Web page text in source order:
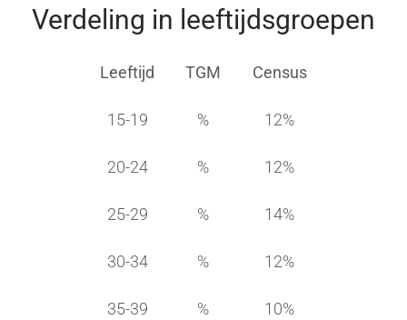
Verdeling in leeftijdsgroepen
Leeftijd TGM Census
15-19 % 12%
20-24 % 12%
25-29 % 14%
30-34 % 12%
35-39 % 10%